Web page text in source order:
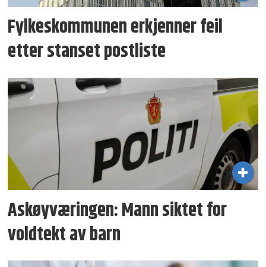
Fylkeskommunen erkjenner feil
etter stanset postliste
Askøyværingen: Mann siktet for
voldtekt av barn